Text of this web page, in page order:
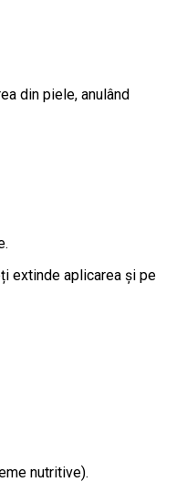
din piele, anulând
extinde aplicarea și pe
nutritive).